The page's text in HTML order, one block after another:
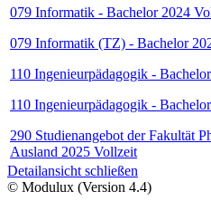
079 Informatik - Bachelor 2024
079 Informatik (TZ) - Bachelor
110 Ingenieurpädagogik -
110 Ingenieurpädagogik -
290 Studienangebot der Fakultät
Ausland 2025 Vollzeit
Detailansicht schließen
© Modulux (Version 4.4)